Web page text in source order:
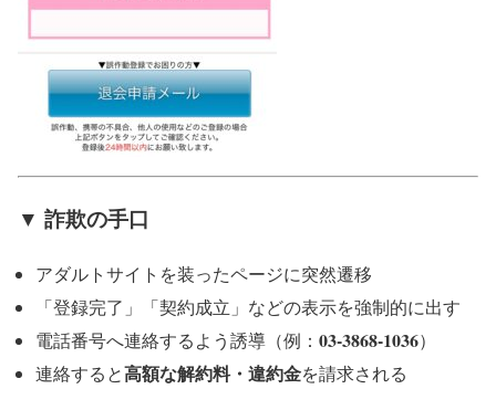
▼ 詐欺の手口
アダルトサイトを装ったページに突然遷移
「登録完了」「契約成立」などの表示を強制的に出す
電話番号へ連絡するよう誘導（例： 03-3868-1036）
連絡すると高額な解約料・違約金を請求される